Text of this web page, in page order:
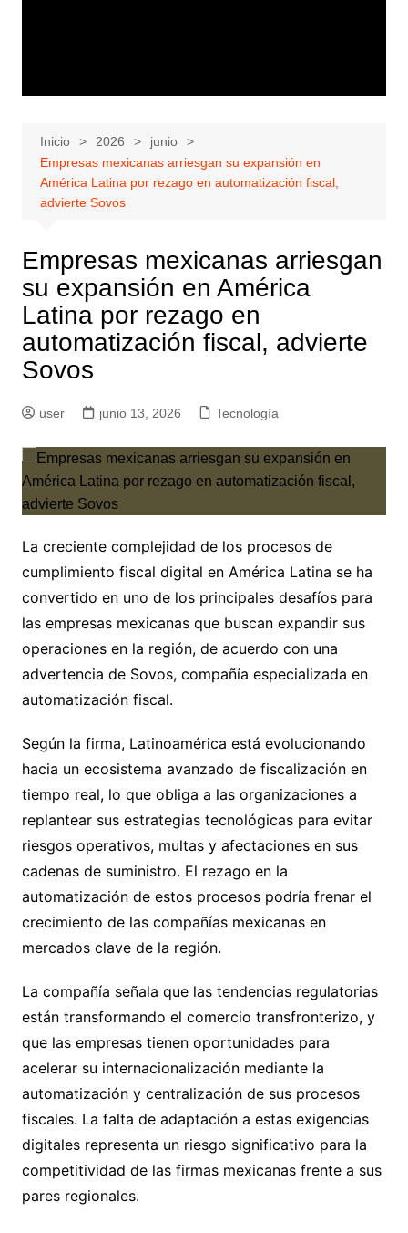
Inicio 2026
junio
Empresas mexicanas arriesgan su expansión en
América Latina por rezago en automatización fiscal,
advierte Sovos
Empresas mexicanas arriesgan
su expansión en América
Latina por rezago en
automatización fiscal, advierte
Sovos
user junio 13, 2026 Tecnología
La creciente complejidad de los procesos de
cumplimiento fiscal digital en América Latina se ha
convertido en uno de los principales desafíos para
las empresas mexicanas que buscan expandir sus
operaciones en la región, de acuerdo con una
advertencia de Sovos, compañía especializada en
automatización fiscal.
Según la firma, Latinoamérica está evolucionando
hacia un ecosistema avanzado de fiscalización en
tiempo real, lo que obliga a las organizaciones a
replantear sus estrategias tecnológicas para evitar
riesgos operativos, multas y afectaciones en sus
cadenas de suministro. El rezago en la
automatización de estos procesos podría frenar el
crecimiento de las compañías mexicanas en
mercados clave de la región.
La compañía señala que las tendencias regulatorias
están transformando el comercio transfronterizo, y
que las empresas tienen oportunidades para
acelerar su internacionalización mediante la
automatización y centralización de sus procesos
fiscales. La falta de adaptación a estas exigencias
digitales representa un riesgo significativo para la
competitividad de las firmas mexicanas frente a sus
pares regionales.